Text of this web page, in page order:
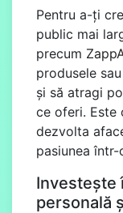
Pentru a-ți
public mai
precum
produsele
și să atragi
ce oferi. Este
dezvolta
pasiunea
Investește
personală